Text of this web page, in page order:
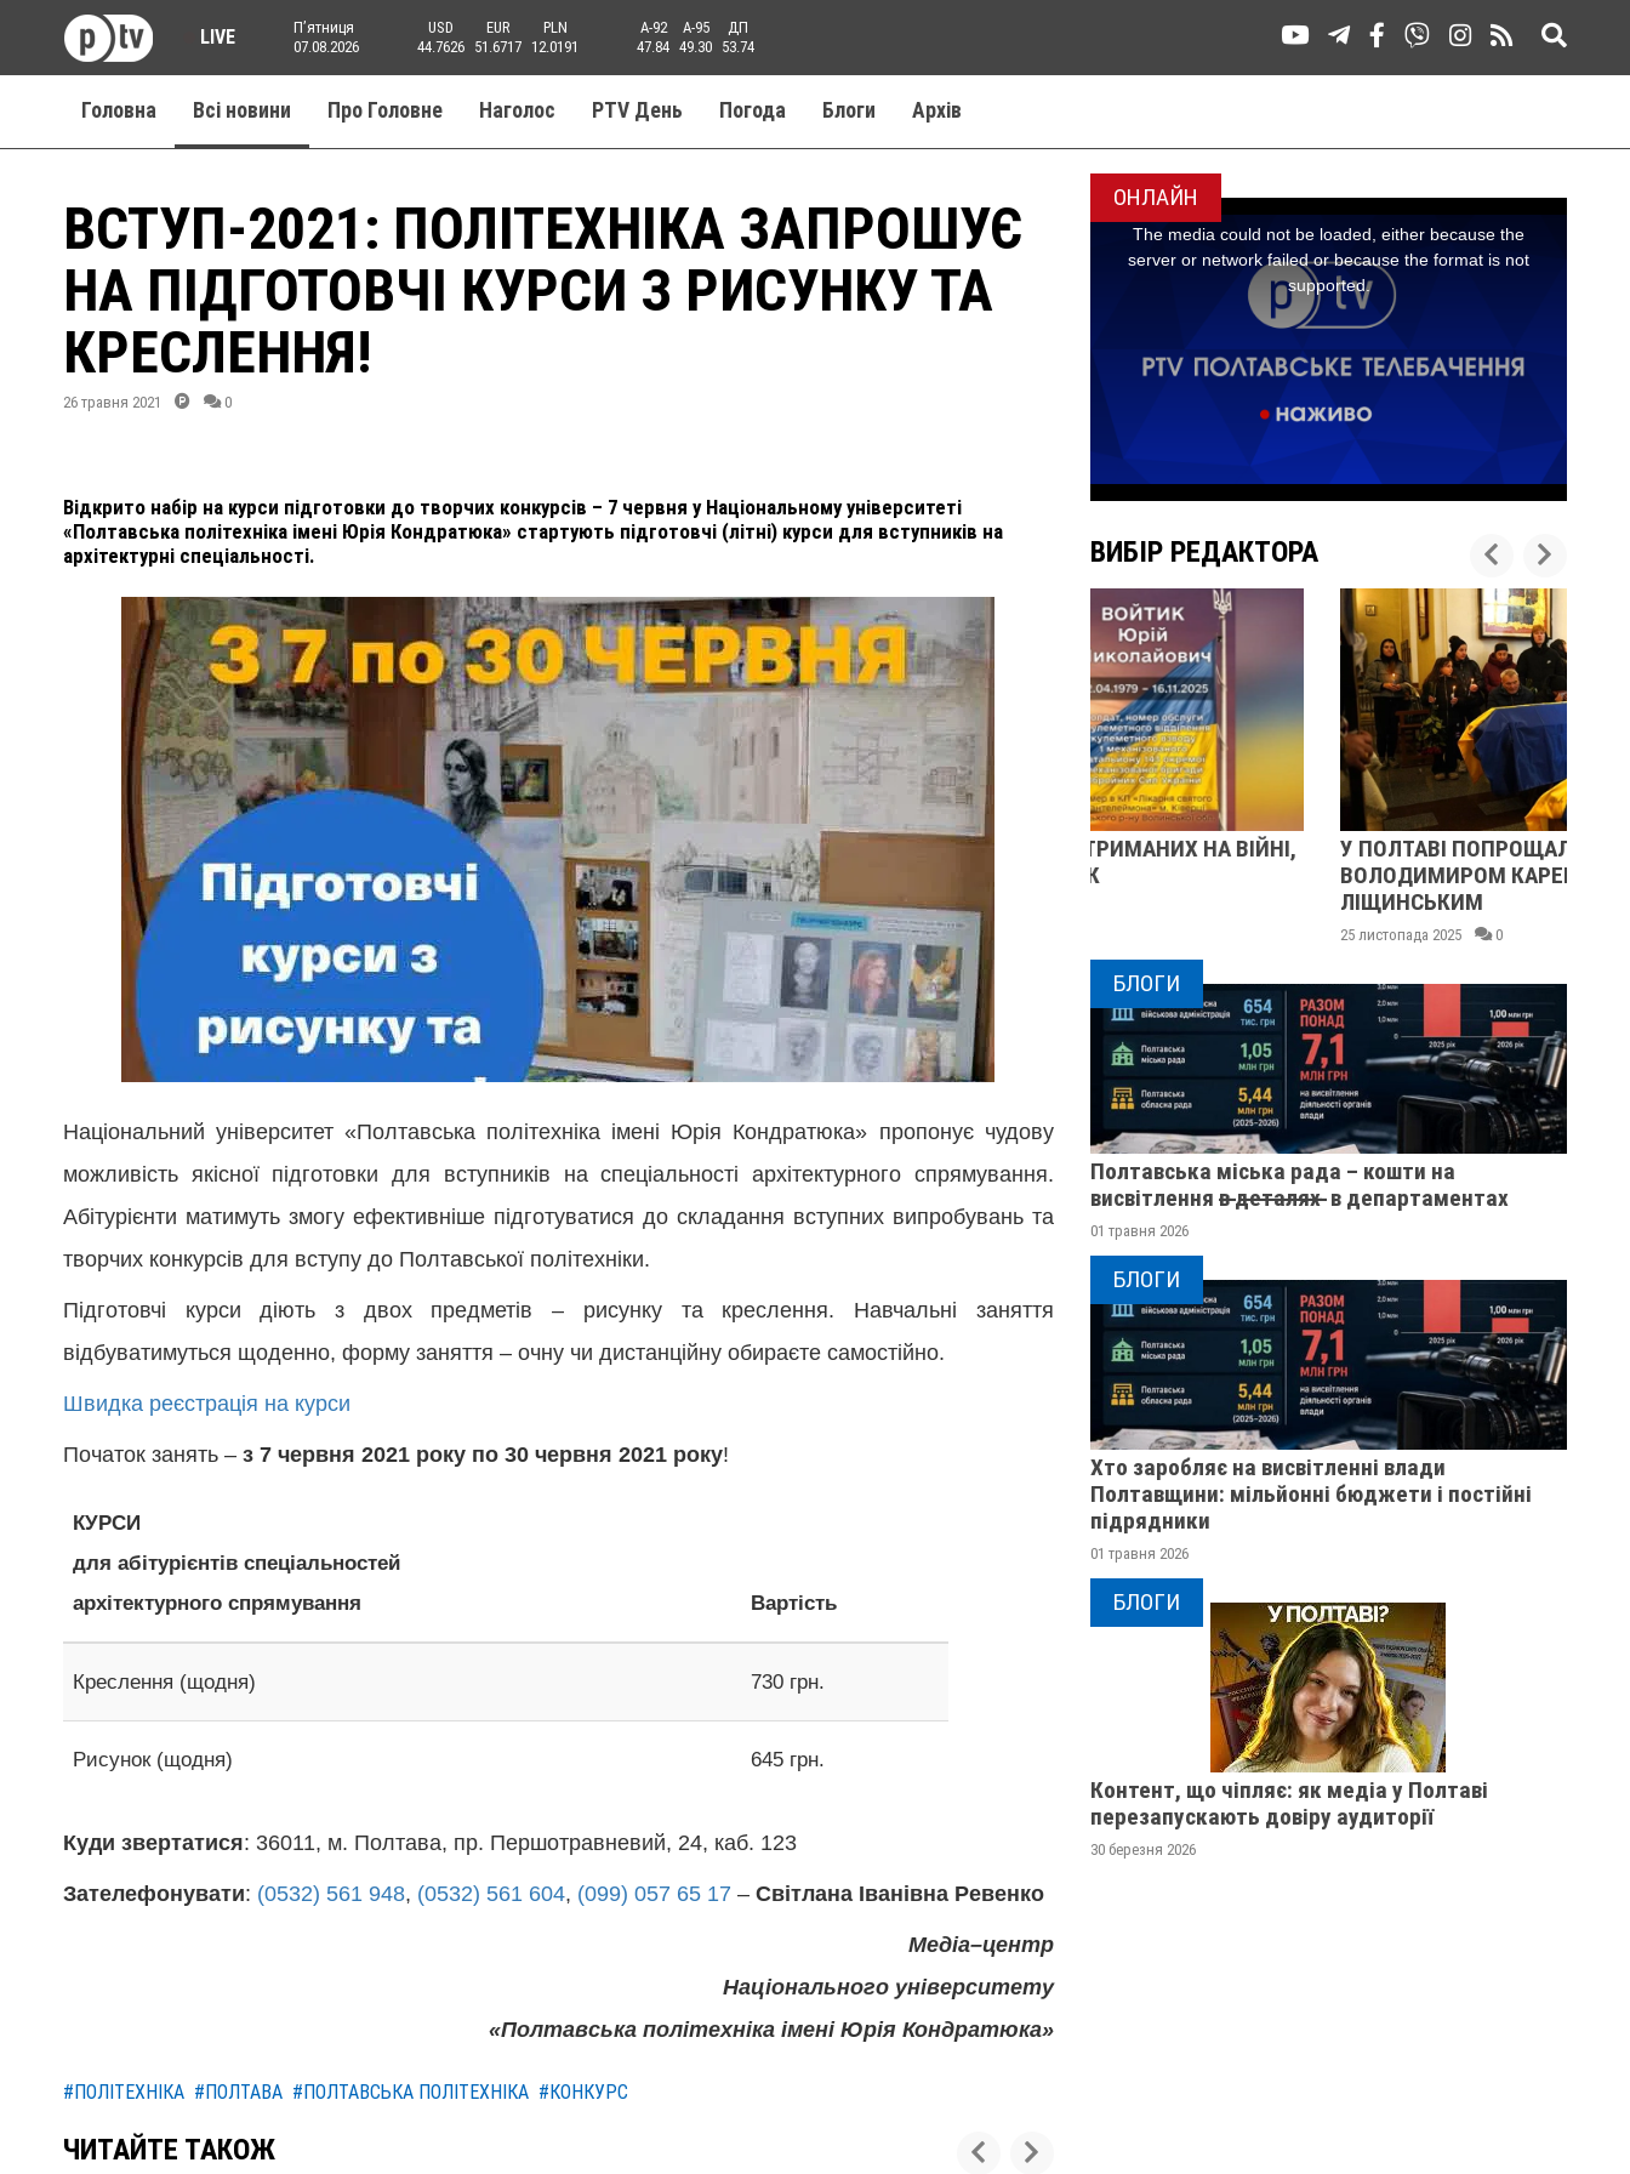
LIVE
Пʼятниця
07.08.2026
USD
44.7626
EUR
51.6717
PLN
12.0191
A-92
47.84
A-95
49.30
ДП
53.74
Головна Всі новини Про Головне Наголос PTV День Погода Блоги Aрхів
ВСТУП-2021: ПОЛІТЕХНІКА ЗАПРОШУЄ
НА ПІДГОТОВЧІ КУРСИ З РИСУНКУ ТА
КРЕСЛЕННЯ!
26 травня 2021 0
Відкрито набір на курси підготовки до творчих конкурсів – 7 червня у Національному університеті
«Полтавська політехніка імені Юрія Кондратюка» стартують підготовчі (літні) курси для вступників на
архітектурні спеціальності.
Національний університет «Полтавська політехніка імені Юрія Кондратюка» пропонує чудову
можливість якісної підготовки для вступників на спеціальності архітектурного спрямування.
Абітурієнти матимуть змогу ефективніше підготуватися до складання вступних випробувань та
творчих конкурсів для вступу до Полтавської політехніки.
Підготовчі курси діють з двох предметів – рисунку та креслення. Навчальні заняття
відбуватимуться щоденно, форму заняття – очну чи дистанційну обираєте самостійно.
Швидка реєстрація на курси
Початок занять – з 7 червня 2021 року по 30 червня 2021 року!
КУРСИ
для абітурієнтів спеціальностей
архітектурного спрямування
Вартість
Креслення (щодня) 730 грн.
Рисунок (щодня) 645 грн.
Куди звертатися: 36011, м. Полтава, пр. Першотравневий, 24, каб. 123
Зателефонувати: (0532) 561 948, (0532) 561 604, (099) 057 65 17 – Світлана Іванівна Ревенко
Медіа–центр
Національного університету
«Полтавська політехніка імені Юрія Кондратюка»
#ПОЛІТЕХНІКА #ПОЛТАВА #ПОЛТАВСЬКА ПОЛІТЕХНІКА #КОНКУРС
ЧИТАЙТЕ ТАКОЖ
ОНЛАЙН
ВИБІР РЕДАКТОРА
ПОЛІЦІЯ ПОЛТАВЩИНИ РОЗШУКУЄ 62-РІЧНУ
ЛЮДМИЛУ ТИМЧЕНКО
26 листопада 2025
ВНАСЛІДОК ПОРАНЕНЬ, ОТРИМАНИХ НА ВІЙНІ,
ПОМЕР ВОЇН ЮРІЙ ВОЙТИК
25 листопада 2025
У ПОЛТАВІ ПОПРОЩАЛИСЯ ІЗ ВІЙСЬКОВИМИ
ВОЛОДИМИРОМ КАРЕНГІНИМ ТА ОЛЕГОМ
БЛОГИ
Полтавська міська рада – кошти на
висвітлення в̶ ̶д̶е̶т̶а̶л̶я̶х̶ ̶ в департаментах
01 травня 2026
БЛОГИ
Хто заробляє на висвітленні влади
Полтавщини: мільйонні бюджети і постійні
підрядники
01 травня 2026
БЛОГИ
Контент, що чіпляє: як медіа у Полтаві
перезапускають довіру аудиторії
30 березня 2026